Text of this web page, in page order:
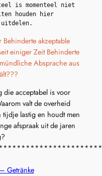
is momenteel niet
houden hier
akzeptable
einiger Zeit Behinderte
Absprache aus
die acceptabel is voor
valt de overheid
tijdje lastig en houdt men
afspraak uit de jaren
Getränke